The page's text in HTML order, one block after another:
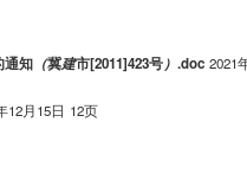
通知 （冀建市[2011]423号） .doc 2021
12月15日 12页